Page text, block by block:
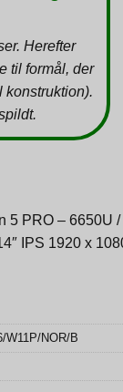
Herefter
til formål, der
konstruktion).
5 PRO – 6650U
IPS 1920 x
W11P/NOR/B